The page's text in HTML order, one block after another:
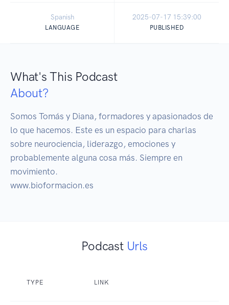
Spanish
LANGUAGE
2025-07-17 15:39:00
PUBLISHED
What's This Podcast
About?
Somos Tomás y Diana, formadores y apasionados de
lo que hacemos. Este es un espacio para charlas
sobre neurociencia, liderazgo, emociones y
probablemente alguna cosa más. Siempre en
movimiento.
www.bioformacion.es
Podcast Urls
TYPE LINK